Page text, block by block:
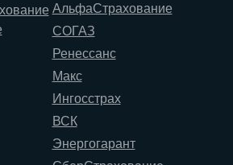
АльфаСтрахование
СОГАЗ
Ренессанс
Макс
Ингосстрах
ВСК
Энергогарант